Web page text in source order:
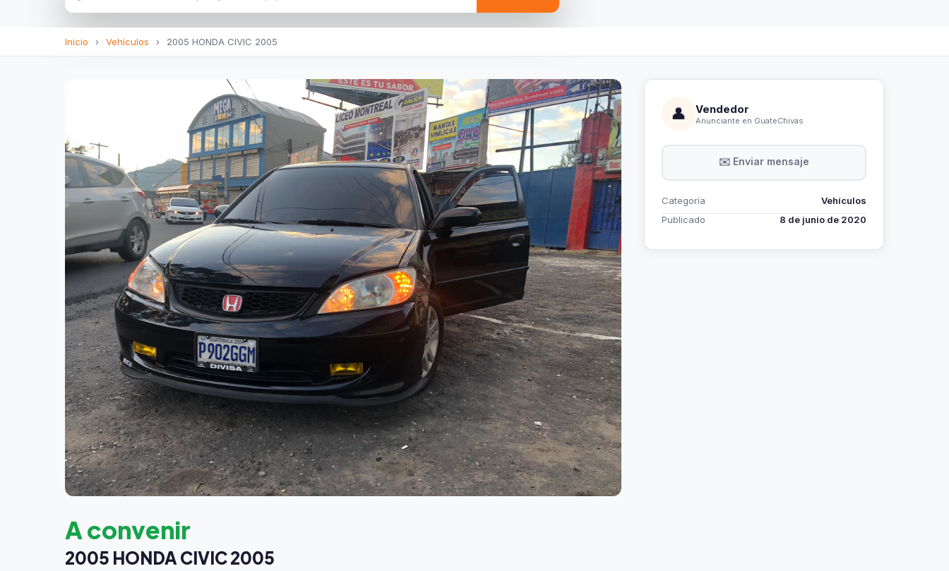
Inicio › Vehículos › 2005 HONDA CIVIC 2005
A convenir
2005 HONDA CIVIC 2005
👤 Vendedor
Anunciante en GuateChivas
✉️ Enviar mensaje
Categoría
Vehículos
Publicado
8 de junio de 2020